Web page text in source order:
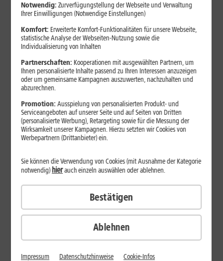
Produktdatenblatt
49,
99
Smartphone wählen
Notwendig: Zurverfügungstellung der Webseite und Verwaltung
Ihrer Einwilligungen (Notwendige Einstellungen)
Komfort: Erweiterte Komfort-Funktionalitäten für unsere Webseite,
statistische Analyse der Webseiten-Nutzung sowie die
Individualisierung von Inhalten
Partnerschaften: Kooperationen mit ausgewählten Partnern, um
Ihnen personalisierte Inhalte passend zu Ihren Interessen anzuzeigen
oder um gemeinsame Kampagnen auszuwerten, nachzuhalten und
abzurechnen.
Promotion:Ausspielung von personalisierten Produkt- und
Serviceangeboten auf unserer Seite und auf Seiten von Dritten
(personalisierte Werbung), Retargeting sowie für die Messung der
Wirksamkeit unserer Kampagnen. Hierzu setzten wir Cookies von
Werbepartnern (Drittanbieter) ein.
Ablehnen
Sie können die Verwendung von Cookies (mit Ausnahme der Kategorie
notwendig)hierauch einzeln auswählen oder ablehnen.
Bestätigen
Impressum Datenschutzhinweise Cookie-Infos